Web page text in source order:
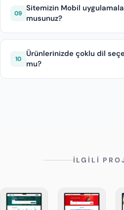
alınarak ömür boyu telif
09
Sitemizin Mobil
musunuz?
Evet, bilet satışlarınızı
koordineli olarak
Geliştirme Hizmeti
10
Ürünlerinizde çoklu dil
mu?
İLGİLİ